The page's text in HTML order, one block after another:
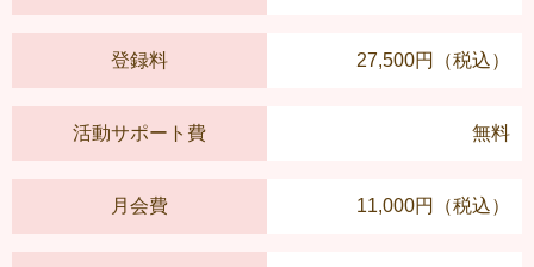
登録料 27,500円（税込）
活動サポート費 無料
月会費 11,000円（税込）